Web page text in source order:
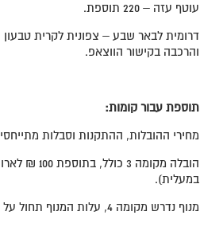
עוטף עזה – 220 תוספת.
דרומית לבאר שבע – צפונית לקרית
והרכבה בקישור הווצאפ.
תוספת עבור קומות:
מחירי ההובלות, ההתקנות וסבלות מתייחסים
הובלה
במעלית).
מנוף נדרש מקומה 4, עלות המנוף תחול על הלקוח ותשולם ע"י הלקוח ישירות לספק.